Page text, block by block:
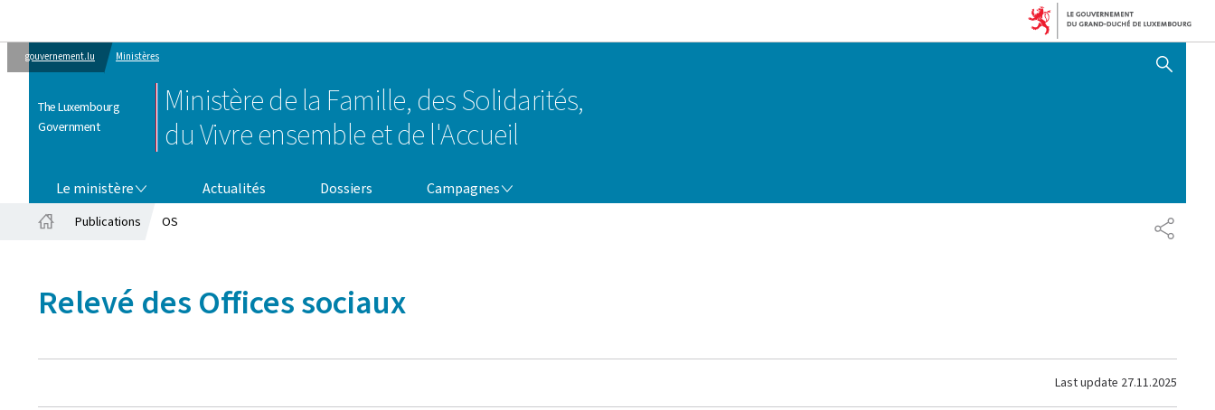
gouvernement.lu Ministères
The Luxembourg
Government
Ministère de la Famille, des Solidarités,
du Vivre ensemble et de l'Accueil
SHOW HIDE SEARCH
Le ministère Actualités Dossiers Campagnes
SHARE
Publications OS
Relevé des Offices sociaux
Last update 27.11.2025